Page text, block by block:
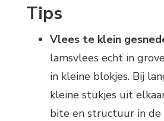
Tips
Vlees te klein
lamsvlees echt in
in kleine blokjes. Bij
kleine stukjes uit
bite en structuur in